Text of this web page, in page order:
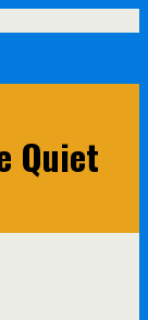
Quiet